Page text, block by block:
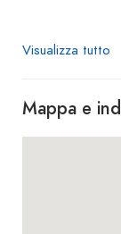
Visualizza tutto
Mappa e